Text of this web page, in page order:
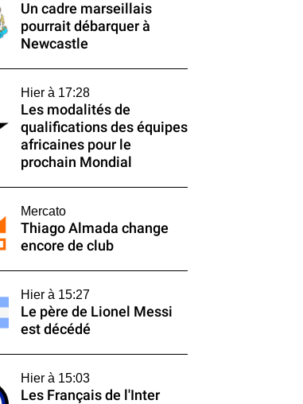
Un cadre marseillais
pourrait débarquer à
Newcastle
Hier à 17:28
Les modalités de
qualifications des équipes
africaines pour le
prochain Mondial
Mercato
Thiago Almada change
encore de club
Hier à 15:27
Le père de Lionel Messi
est décédé
Hier à 15:03
Les Français de l'Inter